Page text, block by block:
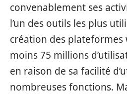
convenablement ses
l’un des outils les plus
création des plateformes
moins 75 millions
en raison de sa facilité
nombreuses fonctions.